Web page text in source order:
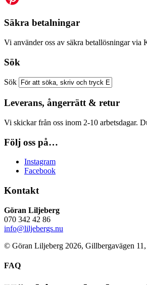
Säkra betalningar
Vi använder oss av säkra betallösningar
Sök
Sök
Leverans, ångerrätt & retur
Vi skickar från oss inom 2-10 arbetsdagar.
Följ oss på…
Instagram
Facebook
Kontakt
Göran Liljeberg
070 342 42 86
info@liljebergs.nu
© Göran Liljeberg 2026, Gillbergavägen
FAQ